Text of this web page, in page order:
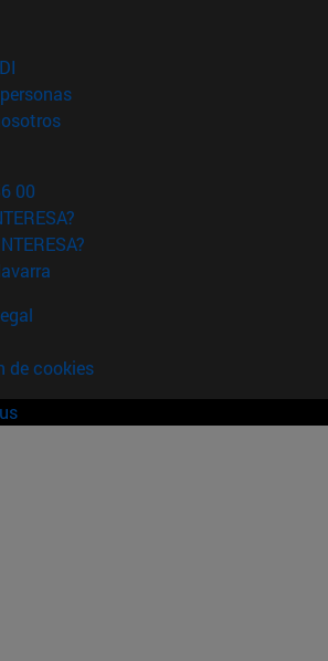
en nueva ventana)
(abre en nueva ventana)
(abre en nueva ventana)
00
de cookies